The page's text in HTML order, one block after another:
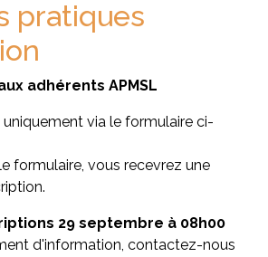
pratiques
adhérents APMSL
via le formulaire ci-
formulaire, vous recevrez une
29 septembre à 08h00
d'information, contactez-nous